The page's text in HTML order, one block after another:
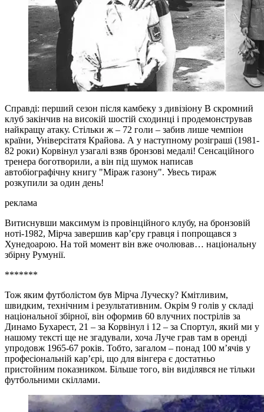
Справді: перший сезон після камбеку з дивізіону В скромний
клуб закінчив на високій шостій сходинці і продемонстрував
найкращу атаку. Стільки ж – 72 голи – забив лише чемпіон
країни, Універсітатя Крайова. А у наступному розіграші (1981-
82 роки) Корвінул узагалі взяв бронзові медалі! Сенсаційного
тренера боготворили, а він під шумок написав
автобіографічну книгу "Міраж газону". Увесь тираж
розкупили за один день!
реклама
Витиснувши максимум із провінційного клубу, на бронзовій
ноті-1982, Мірча завершив кар’єру гравця і попрощався з
Хунедоарою. На той момент він вже очолював… національну
збірну Румунії.
*******
Тож яким футболістом був Мірча Луческу? Кмітливим,
швидким, технічним і результативним. Окрім 9 голів у складі
національної збірної, він оформив 60 влучних пострілів за
Динамо Бухарест, 21 – за Корвінул і 12 – за Спортул, який ми у
нашому тексті ще не згадували, хоча Луче грав там в оренді
упродовж 1965-67 років. Тобто, загалом – понад 100 м’ячів у
професіональній кар’єрі, що для вінгера є достатньо
пристойним показником. Більше того, він виділявся не тільки
футбольними скіллами.